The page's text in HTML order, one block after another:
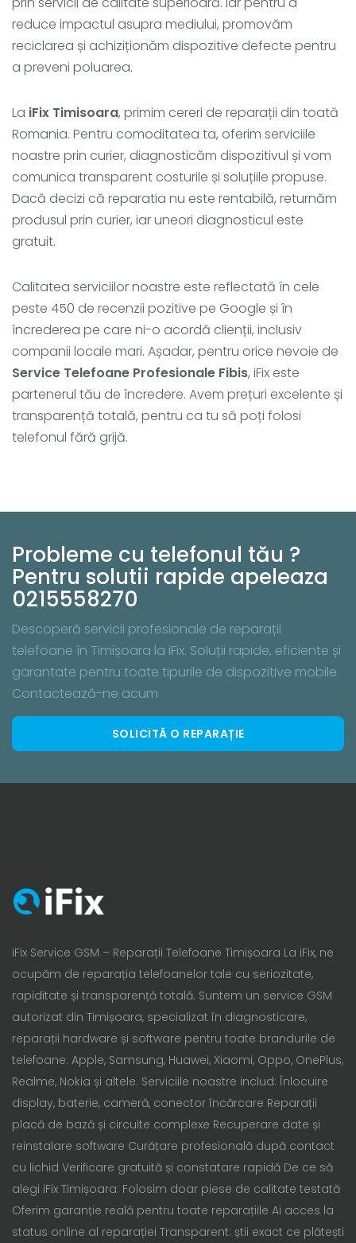
reduce impactul asupra mediului, promovăm
reciclarea și achiziționăm dispozitive defecte pentru
a preveni poluarea.
La iFix Timisoara, primim cereri de reparații din toată
Romania. Pentru comoditatea ta, oferim serviciile
noastre prin curier, diagnosticăm dispozitivul și vom
comunica transparent costurile și soluțiile propuse.
Dacă decizi că reparatia nu este rentabilă, returnăm
produsul prin curier, iar uneori diagnosticul este
gratuit.
Calitatea serviciilor noastre este reflectată în cele
peste 450 de recenzii pozitive pe Google și în
încrederea pe care ni-o acordă clienții, inclusiv
companii locale mari. Așadar, pentru orice nevoie de
Service Telefoane Profesionale Fibis, iFix este
partenerul tău de încredere. Avem prețuri excelente și
transparență totală, pentru ca tu să poți folosi
telefonul fără grijă.
Probleme cu telefonul tău ?
Pentru solutii rapide apeleaza
0215558270
Descoperă servicii profesionale de reparații
telefoane în Timișoara la iFix. Soluții rapide, eficiente și
garantate pentru toate tipurile de dispozitive mobile.
Contactează-ne acum
SOLICITĂ O REPARAȚIE
iFix Service GSM – Reparații Telefoane Timișoara La iFix, ne
ocupăm de reparația telefoanelor tale cu seriozitate,
rapiditate și transparență totală. Suntem un service GSM
autorizat din Timișoara, specializat în diagnosticare,
reparații hardware și software pentru toate brandurile de
telefoane: Apple, Samsung, Huawei, Xiaomi, Oppo, OnePlus,
Realme, Nokia și altele. Serviciile noastre includ: Înlocuire
display, baterie, cameră, conector încărcare Reparații
placă de bază și circuite complexe Recuperare date și
reinstalare software Curățare profesională după contact
cu lichid Verificare gratuită și constatare rapidă De ce să
alegi iFix Timișoara: Folosim doar piese de calitate testată
Oferim garanție reală pentru toate reparațiile Ai acces la
status online al reparației Transparent: știi exact ce plătești